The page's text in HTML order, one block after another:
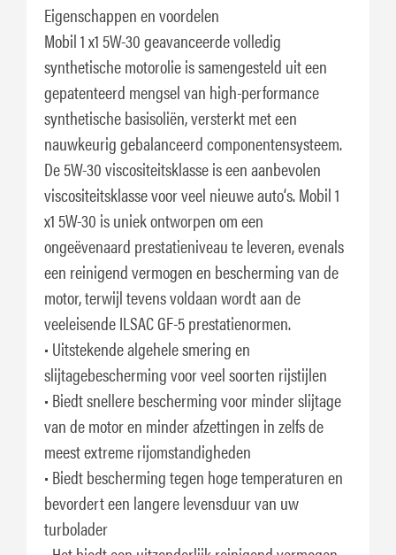
Eigenschappen en voordelen
Mobil 1 x1 5W-30 geavanceerde volledig
synthetische motorolie is samengesteld uit een
gepatenteerd mengsel van high-performance
synthetische basisoliën, versterkt met een
nauwkeurig gebalanceerd componentensysteem.
De 5W-30 viscositeitsklasse is een aanbevolen
viscositeitsklasse voor veel nieuwe auto‘s. Mobil 1
x1 5W-30 is uniek ontworpen om een
ongeëvenaard prestatieniveau te leveren, evenals
een reinigend vermogen en bescherming van de
motor, terwijl tevens voldaan wordt aan de
veeleisende ILSAC GF-5 prestatienormen.
• Uitstekende algehele smering en
slijtagebescherming voor veel soorten rijstijlen
• Biedt snellere bescherming voor minder slijtage
van de motor en minder afzettingen in zelfs de
meest extreme rijomstandigheden
• Biedt bescherming tegen hoge temperaturen en
bevordert een langere levensduur van uw
turbolader